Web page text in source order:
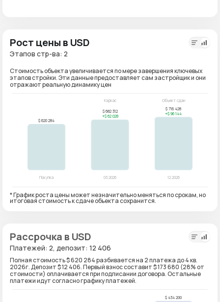
Рост цены в USD
Этапов стр-ва: 2
Стоимость объекта увеличивается по мере завершения ключевых
этапов стройки. Эти данные предоставляет сам застройщик и они
отражают реальную динамику цен
* График роста цены может незначительно меняться по срокам, но
итоговая стоимость к сдаче объекта сохранится.
Рассрочка в USD
Платежей: 2, депозит: 12 406
Полная стоимость $ 620 284 разбивается на 2 платежа до 4 кв.
2026г. Депозит $ 12 406. Первый взнос составит $ 173 680 (28% от
стоимости) оплачивается при подписании договора. Остальные
платежи идут согласно графику платежей.